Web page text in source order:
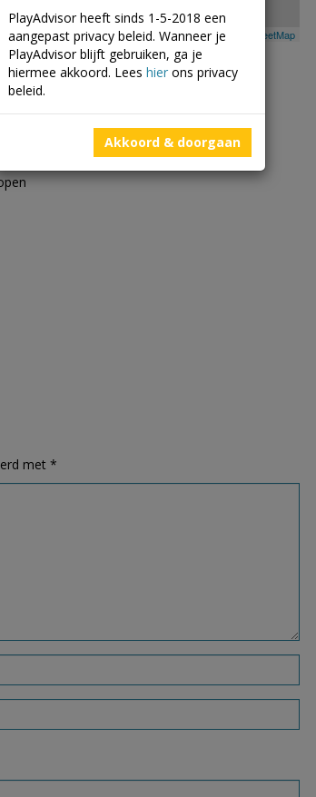
Leaflet | ©Mapbox © OpenStreetMap
met *
PlayAdvisor heeft sinds 1-5-2018 een
aangepast privacy beleid. Wanneer je
PlayAdvisor blijft gebruiken, ga je
hiermee akkoord. Lees hier ons privacy
beleid.
Akkoord & doorgaan